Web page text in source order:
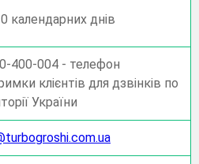
календарних днів
400-004 - телефон
клієнтів для дзвінків по
України